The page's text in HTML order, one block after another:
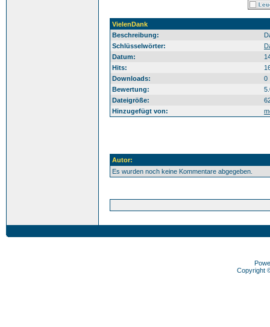
VielenDank
Beschreibung:
Schlüsselwörter:
Datum:
Hits:
Downloads:
0
Bewertung:
Dateigröße:
Hinzugefügt von:
Autor:
Es wurden noch keine Kommentare abgegeben.
Copyright